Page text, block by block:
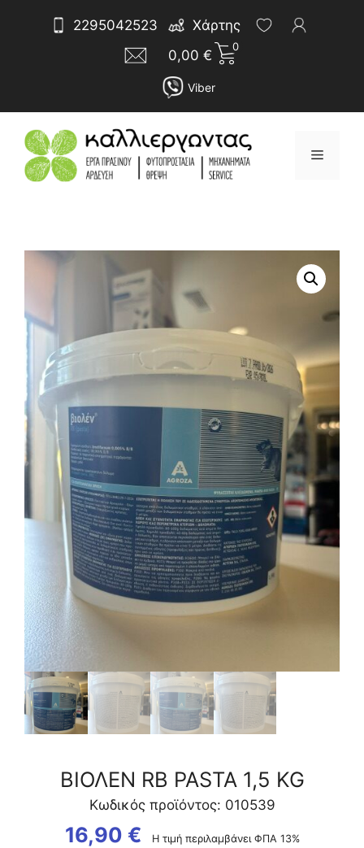
2295042523
Χάρτης
0,00 €
0
Viber
Μενού
ΒΙΟΛΕΝ RB PASTA 1,5 KG
Κωδικός προϊόντος: 010539
16,90 € Η τιμή περιλαμβάνει ΦΠΑ 13%